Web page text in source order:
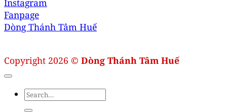
Fanpage
Dòng Thánh Tâm Huế
Copyright 2026 © Dòng Thánh Tâm Huế